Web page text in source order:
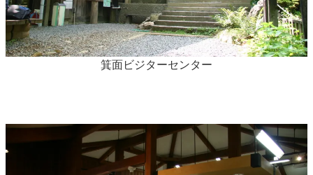
箕面ビジターセンター